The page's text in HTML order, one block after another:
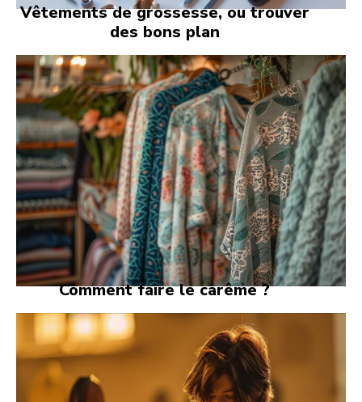
Vêtements de grossesse, ou trouver
des bons plan
Comment faire le carême ?